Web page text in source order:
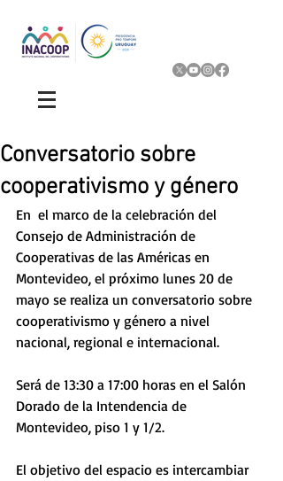
Conversatorio sobre
cooperativismo y género
En  el marco de la celebración del
Consejo de Administración de
Cooperativas de las Américas en
Montevideo, el próximo lunes 20 de
mayo se realiza un conversatorio sobre
cooperativismo y género a nivel
nacional, regional e internacional.
Será de 13:30 a 17:00 horas en el Salón
Dorado de la Intendencia de
Montevideo, piso 1 y 1/2.
El objetivo del espacio es intercambiar